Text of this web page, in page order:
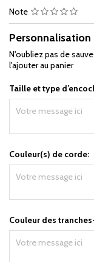
Note
Personnalisation
N'oubliez pas de
l'ajouter au panier
Taille et type
Couleur(s) de corde:
Couleur des